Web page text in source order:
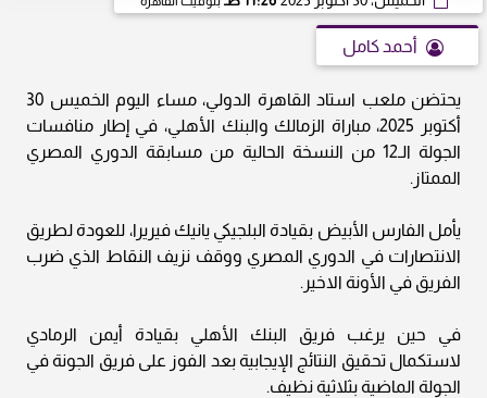
أحمد كامل
يحتضن ملعب استاد القاهرة الدولي، مساء اليوم الخميس 30
أكتوبر 2025، مباراة الزمالك والبنك الأهلي، في إطار منافسات
الجولة الـ12 من النسخة الحالية من مسابقة الدوري المصري
الممتاز.
يأمل الفارس الأبيض بقيادة البلجيكي يانيك فيريرا، للعودة لطريق
الانتصارات في الدوري المصري ووقف نزيف النقاط الذي ضرب
الفريق في الأونة الاخير.
في حين يرغب فريق البنك الأهلي بقيادة أيمن الرمادي
لاستكمال تحقيق النتائج الإيجابية بعد الفوز على فريق الجونة في
الجولة الماضية بثلاثية نظيف.